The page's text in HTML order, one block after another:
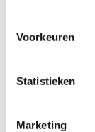
Voorkeuren
Statistieken
Marketing